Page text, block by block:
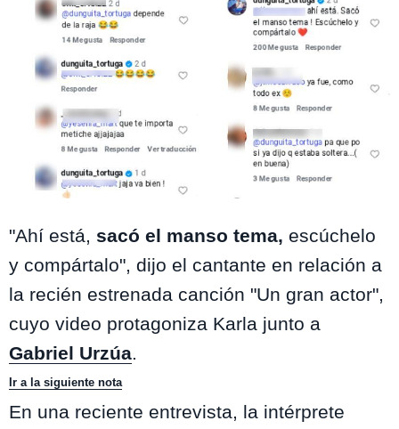
"Ahí está, sacó el manso tema, escúchelo
y compártalo", dijo el cantante en relación a
la recién estrenada canción "Un gran actor",
cuyo video protagoniza Karla junto a
Gabriel Urzúa.
Ir a la siguiente nota
En una reciente entrevista, la intérprete